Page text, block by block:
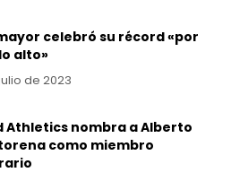
celebró su récord «por
alto»
de 2023
Athletics nombra a Alberto
como miembro